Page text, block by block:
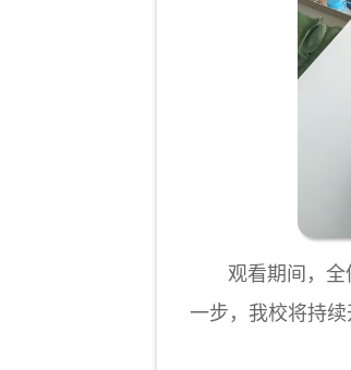
观看期间，全体
一步，我校将持